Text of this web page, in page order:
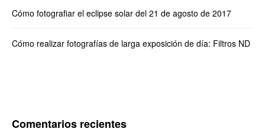
Cómo fotografiar el eclipse solar del 21 de agosto de 2017
Cómo realizar fotografías de larga exposición de día: Filtros ND
Comentarios recientes